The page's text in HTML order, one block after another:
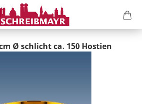
Ø schlicht ca. 150 Hostien